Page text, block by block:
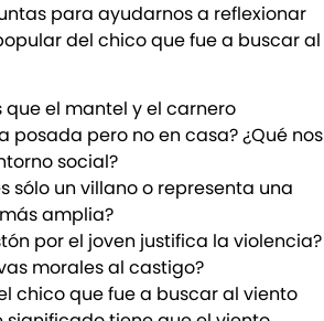
para ayudarnos a reflexionar
del chico que fue a buscar al
que el mantel y el carnero
posada pero no en casa? ¿Qué nos
social?
sólo un villano o representa una
amplia?
por el joven justifica la violencia?
morales al castigo?
chico que fue a buscar al viento